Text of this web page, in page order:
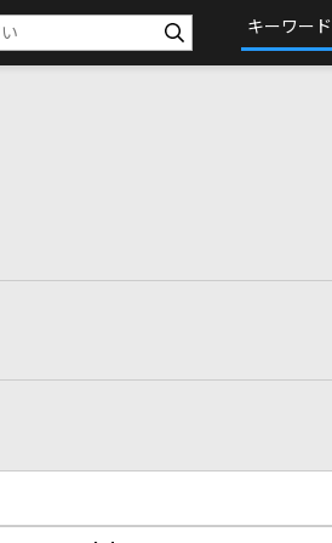
キーワード